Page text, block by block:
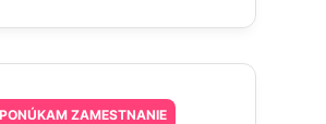
ZAMESTNANIE